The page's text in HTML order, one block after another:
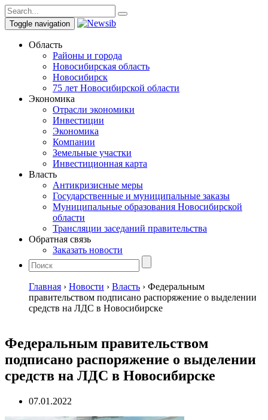
Toggle navigation
Область
Районы и города
Новосибирская область
Новосибирск
75 лет Новосибирской области
Экономика
Отрасли экономики
Инвестиции
Экономика
Компании
Земельные участки
Инвестиционная карта
Власть
Антикризисные меры
Государственные и муниципальные заказы
Муниципальные образования Новосибирской
области
Трансляции заседаний правительства
Обратная связь
Заказать новости
Главная › Новости › Власть › Федеральным
правительством подписано распоряжение о выделении
средств на ЛДС в Новосибирске
Федеральным правительством
подписано распоряжение о выделении
средств на ЛДС в Новосибирске
07.01.2022